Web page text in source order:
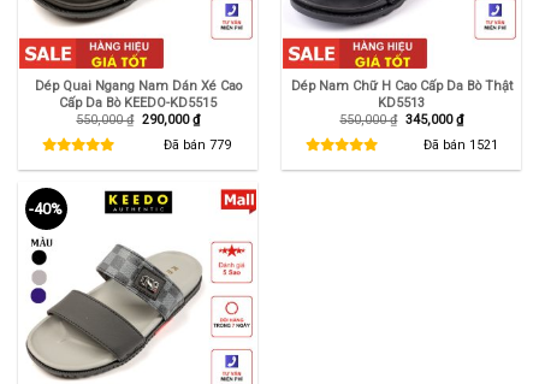
Dép Quai Ngang Nam Dán Xé Cao
Cấp Da Bò KEEDO-KD5515
550,000₫ Giá
550,000 ₫.
290,000₫Giá
hiện
tại
là:
290,000 ₫.
Đã bán 779
Dép Nam Chữ H Cao Cấp Da Bò Thật
KD5513
550,000₫ Giá
550,000 ₫.
345,000₫Giá
hiện
tại
là:
345,000 ₫.
Đã bán 1521
-40%